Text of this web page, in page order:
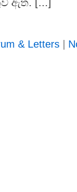
& Letters|